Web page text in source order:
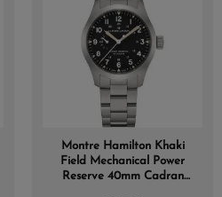
Montre Hamilton Khaki
Field Mechanical Power
Reserve 40mm Cadran